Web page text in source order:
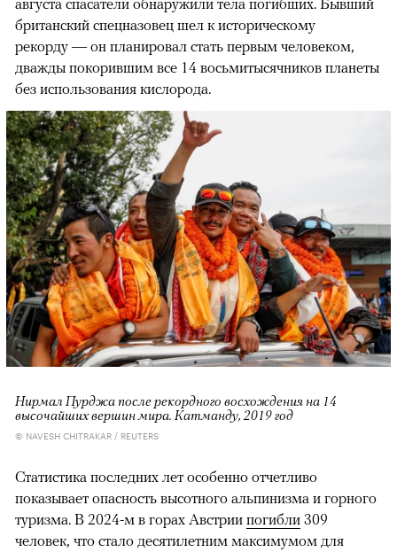
британский спецназовец шел к историческому
рекорду — он планировал стать первым человеком,
дважды покорившим все 14 восьмитысячников планеты
без использования кислорода.
Нирмал Пурджа после рекордного восхождения на 14
высочайших вершин мира. Катманду, 2019 год
© NAVESH CHITRAKAR / REUTERS
Статистика последних лет особенно отчетливо
показывает опасность высотного альпинизма и горного
туризма. В 2024-м в горах Австрии погибли 309
человек, что стало десятилетним максимумом для